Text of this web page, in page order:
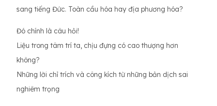
sang tiếng Đức. Toàn cầu hóa hay địa phương hóa?
Đó chính là câu hỏi!
Liệu trong tâm trí ta, chịu đựng có cao thượng hơn
không?
Những lời chỉ trích và công kích từ những bản dịch sai
nghiêm trọng